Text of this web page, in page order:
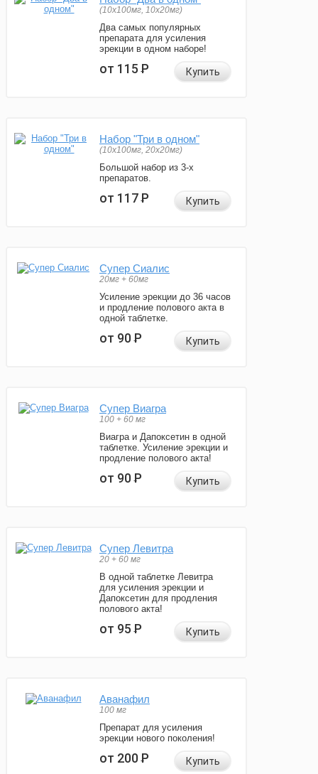
(10x100мг, 10x20мг)
Два самых популярных
препарата для усиления
эрекции в одном наборе!
от 115Р Купить
Набор "Три в одном"
(10x100мг, 20x20мг)
Большой набор из 3-х
препаратов.
от 117Р Купить
Супер Сиалис
20мг + 60мг
Усиление эрекции до 36 часов
и продление полового акта в
одной таблетке.
от 90Р Купить
Супер Виагра
100 + 60 мг
Виагра и Дапоксетин в одной
таблетке. Усиление эрекции и
продление полового акта!
от 90Р Купить
Супер Левитра
20 + 60 мг
В одной таблетке Левитра
для усиления эрекции и
Дапоксетин для продления
полового акта!
от 95Р Купить
Аванафил
100 мг
Препарат для усиления
эрекции нового поколения!
от 200Р Купить